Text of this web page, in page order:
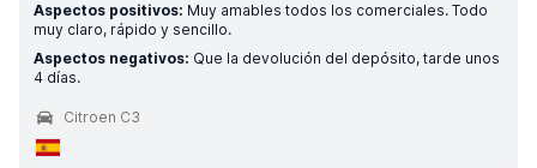
Aspectos positivos: Muy amables todos los comerciales. Todo
muy claro, rápido y sencillo.
Aspectos negativos: Que la devolución del depósito, tarde unos
4 días.
Citroen C3